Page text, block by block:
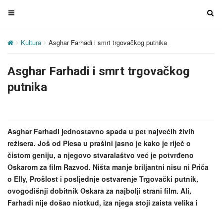
T
g
e
n
a
g
a
t
i
o
n
T
i
Kultura Asghar Farhadi i smrt trgovačkog putnika
Asghar Farhadi i smrt trgovačkog
putnika
Asghar Farhadi jednostavno spada u pet najvećih živih
režisera. Još od Plesa u prašini jasno je kako je riječ o
čistom geniju, a njegovo stvaralaštvo već je potvrđeno
Oskarom za film Razvod. Ništa manje briljantni nisu ni Priča
o Elly, Prošlost i posljednje ostvarenje Trgovački putnik,
ovogodišnji dobitnik Oskara za najbolji strani film. Ali,
Farhadi nije došao niotkud, iza njega stoji zaista velika i